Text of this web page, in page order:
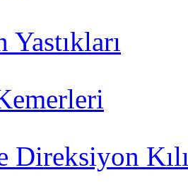
Yastıkları
Direksiyon